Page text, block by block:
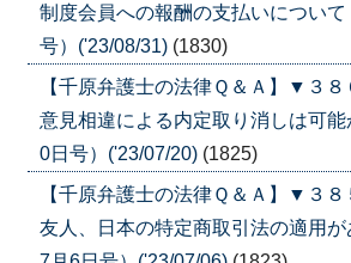
制度会員への報酬の支払いについて
号）('23/08/31) (1830)
【千原弁護士の法律Ｑ＆Ａ】▼３
意見相違による内定取り消しは可
0日号）('23/07/20) (1825)
【千原弁護士の法律Ｑ＆Ａ】▼３
友人、日本の特定商取引法の適用